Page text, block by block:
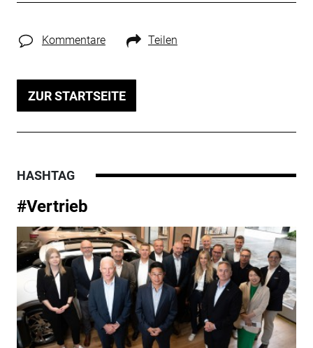
Kommentare Teilen
ZUR STARTSEITE
HASHTAG
#Vertrieb